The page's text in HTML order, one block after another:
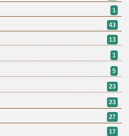
1
43
13
1
5
23
23
27
17